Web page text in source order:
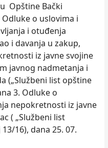
Opštine Bački
o uslovima i
i otuđenja
i davanja u zakup,
iz javne svojine
javnog nadmetanja i
(„Službeni list opštine
3. Odluke o
nepokretnosti iz javne
( „Službeni list
16), dana 25. 07.